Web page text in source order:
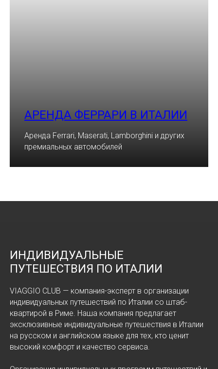
АРЕНДА ФЕРРАРИ В ИТАЛИИ
Аренда Ferrari, Maserati, Lamborghini и других
премиальных автомобилей
ИНДИВИДУАЛЬНЫЕ
ПУТЕШЕСТВИЯ ПО ИТАЛИИ
VIAGGIO CLUB — компания-эксперт в организации
индивидуальных путешествий по Италии со штаб-
квартирой в Риме. Наша компания предлагает
эксклюзивные индивидуальные путешествия в Италии
на русском и английском языке для тех, кто ценит
высокий комфорт и качество сервиса.